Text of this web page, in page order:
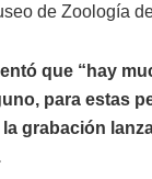
de Zoología
que “hay
para estas
grabación